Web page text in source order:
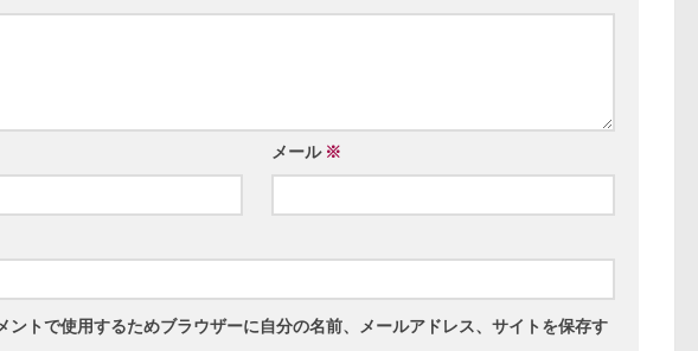
メール ※
ントで使用するためブラウザーに自分の名前、メールアドレス、サイトを保存す